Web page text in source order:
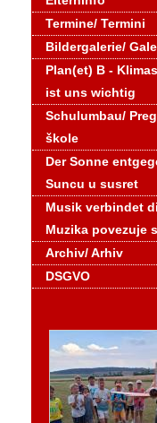
Termine/ Termini
Bildergalerie/
Plan(et) B -
ist uns wichtig
Schulumbau/
škole
Der Sonne
Suncu u susret
Musik verbindet
Muzika povezuje
Archiv/ Arhiv
DSGVO